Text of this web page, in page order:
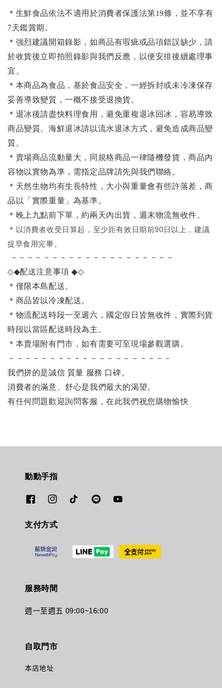
＊生鮮食品依法不適用於消費者保護法第19條，並不享有
7天鑑賞期。
＊強烈建議開箱錄影，如商品有瑕疵或品項錯誤缺少，請
於收貨後立即拍照錄影與我們反應，以便安排後續處理事
宜。
＊本商品為食品，基於食品安全，一經拆封或未冷凍保存
妥善導致變質，一概不接受退換貨。
＊退冰後請盡快料理食用，避免重複退冰回冰，容易導致
商品變質。海鮮退冰請以流水退冰方式，避免造成商品變
質。
＊賣場商品流動量大，同規格商品一律隨機發貨，商品內
容物以實物為準，需指定品牌請先與我們聯絡。
＊天然生物均有生長特性，大小與重量會有些許落差，商
品以「實際重量」為基準。
＊晚上九點前下單，約兩天內出貨，週末物流無收件。
＊ 以消費者收受日算起，至少距有效日期前90日以上，建議
提早食用完畢。
－－－－－－－－－－－－－－－－－－－－
◇◆配送注意事項◆◇
＊僅限本島配送。
＊商品皆以冷凍配送。
＊物流配送時段一至週六，國定假日皆無收件，實際到貨
時段以當區配送時段為主。
＊本賣場附有門市，如有需要可至現場參觀選購。
－－－－－－－－－－－－－－－－－－－－
我們拼的是誠信 質量 服務 口碑。
消費者的滿意、舒心是我們最大的渴望。
有任何問題歡迎詢問客服，在此我們祝您購物愉快
動動手指
支付方式
服務時間
週一至週五 09:00~16:00
自取門市
本店地址